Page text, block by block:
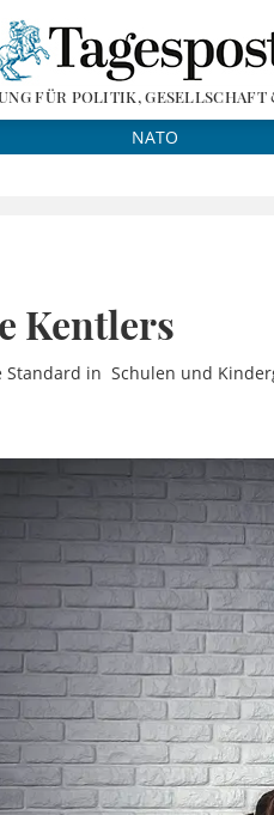
FÜR POLITIK, GESELLSCHAFT
NATO
Kentlers
Standard in Schulen und